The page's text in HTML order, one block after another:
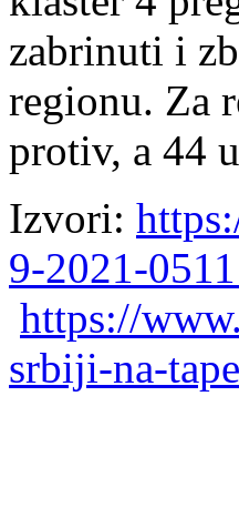
zabrinuti i
regionu. Za
protiv, a 44
Izvori:
9-2021-
https://
srbiji-na-